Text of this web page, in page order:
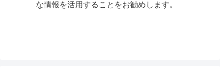
な情報を活用することをお勧めします。